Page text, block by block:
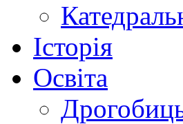
Історія
Освіта